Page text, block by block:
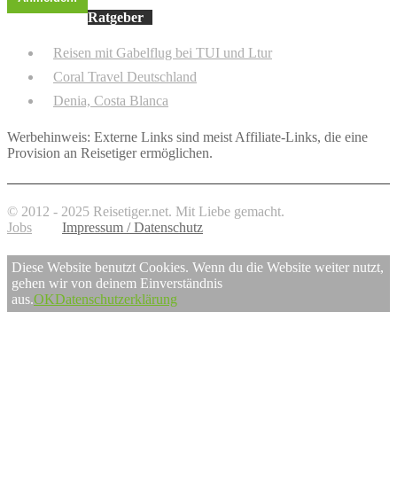
Ratgeber
Reisen mit Gabelflug bei TUI und Ltur
Coral Travel Deutschland
Denia, Costa Blanca
Werbehinweis: Externe Links sind meist Affiliate-Links, die eine
Provision an Reisetiger ermöglichen.
© 2012 - 2025 Reisetiger.net. Mit Liebe gemacht.
Jobs
Impressum / Datenschutz
Diese Website benutzt Cookies. Wenn du die Website weiter nutzt,
gehen wir von deinem Einverständnis
aus.OKDatenschutzerklärung